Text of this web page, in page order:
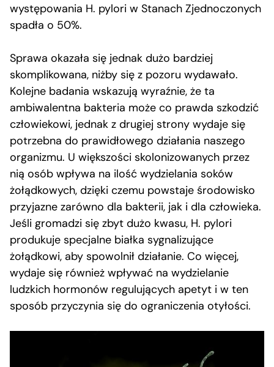
występowania H. pylori w Stanach Zjednoczonych
spadła o 50%.
Sprawa okazała się jednak dużo bardziej
skomplikowana, niżby się z pozoru wydawało.
Kolejne badania wskazują wyraźnie, że ta
ambiwalentna bakteria może co prawda szkodzić
człowiekowi, jednak z drugiej strony wydaje się
potrzebna do prawidłowego działania naszego
organizmu. U większości skolonizowanych przez
nią osób wpływa na ilość wydzielania soków
żołądkowych, dzięki czemu powstaje środowisko
przyjazne zarówno dla bakterii, jak i dla człowieka.
Jeśli gromadzi się zbyt dużo kwasu, H. pylori
produkuje specjalne białka sygnalizujące
żołądkowi, aby spowolnił działanie. Co więcej,
wydaje się również wpływać na wydzielanie
ludzkich hormonów regulujących apetyt i w ten
sposób przyczynia się do ograniczenia otyłości.